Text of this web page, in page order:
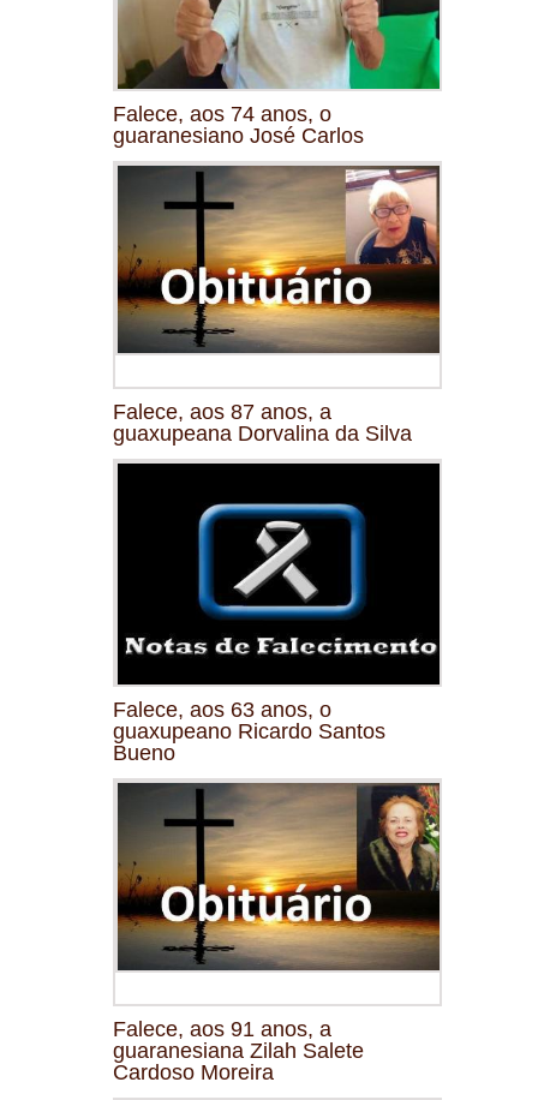
Falece, aos 74 anos, o
guaranesiano José Carlos
Falece, aos 87 anos, a
guaxupeana Dorvalina da Silva
Falece, aos 63 anos, o
guaxupeano Ricardo Santos
Bueno
Falece, aos 91 anos, a
guaranesiana Zilah Salete
Cardoso Moreira